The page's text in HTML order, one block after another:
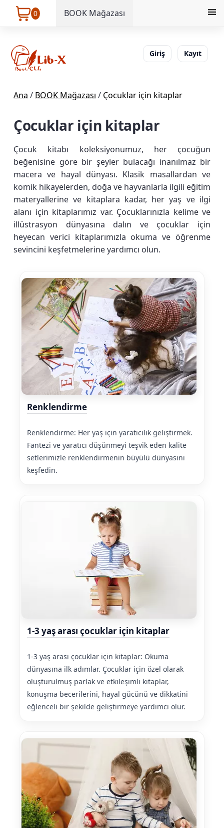
0 BOOK Mağazası
Giriş Kayıt
Ana / BOOK Mağazası / Çocuklar için kitaplar
Çocuklar için kitaplar
Çocuk kitabı koleksiyonumuz, her çocuğun
beğenisine göre bir şeyler bulacağı inanılmaz bir
macera ve hayal dünyası. Klasik masallardan ve
komik hikayelerden, doğa ve hayvanlarla ilgili eğitim
materyallerine ve kitaplara kadar, her yaş ve ilgi
alanı için kitaplarımız var. Çocuklarınızla kelime ve
illüstrasyon dünyasına dalın ve çocuklar için
heyecan verici kitaplarımızla okuma ve öğrenme
sevincini keşfetmelerine yardımcı olun.
Renklendirme
Renklendirme: Her yaş için yaratıcılık geliştirmek.
Fantezi ve yaratıcı düşünmeyi teşvik eden kalite
setlerimizle renklendirmenin büyülü dünyasını
keşfedin.
1-3 yaş arası çocuklar için kitaplar
1-3 yaş arası çocuklar için kitaplar: Okuma
dünyasına ilk adımlar. Çocuklar için özel olarak
oluşturulmuş parlak ve etkileşimli kitaplar,
konuşma becerilerini, hayal gücünü ve dikkatini
eğlenceli bir şekilde geliştirmeye yardımcı olur.